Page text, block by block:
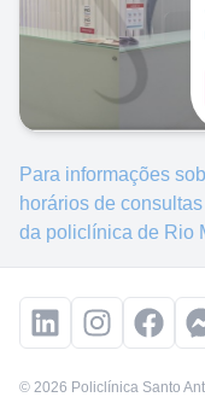
Para informações
horários de
da policlínica de Rio
© 2026 Policlínica Santo